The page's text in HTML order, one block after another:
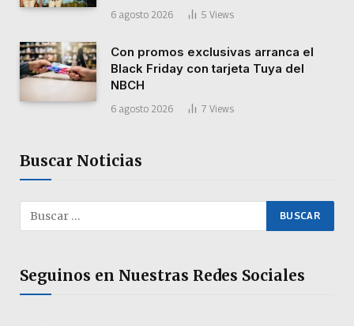
6 agosto 2026 5 Views
Con promos exclusivas arranca el
Black Friday con tarjeta Tuya del
NBCH
6 agosto 2026 7 Views
Buscar Noticias
Seguinos en Nuestras Redes Sociales